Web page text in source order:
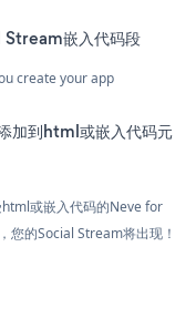
嵌入代码段
create your app
加到html或嵌入代码元
或嵌入代码的Neve for
您的Social Stream将出现！